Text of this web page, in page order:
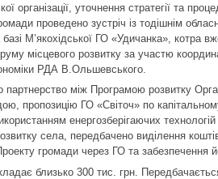
організації, уточнення стратегії та
проведено зустріч із тодішнім
М’якохідської ГО «Удичанка», котра
місцевого розвитку за участю
РДА В.Ольшевського.
між Програмою розвитку
пропозицію ГО «Світоч» по
енергозберігаючих
села, передбачено виділення
громади через ГО та забезпечення
близько 300 тис. грн.